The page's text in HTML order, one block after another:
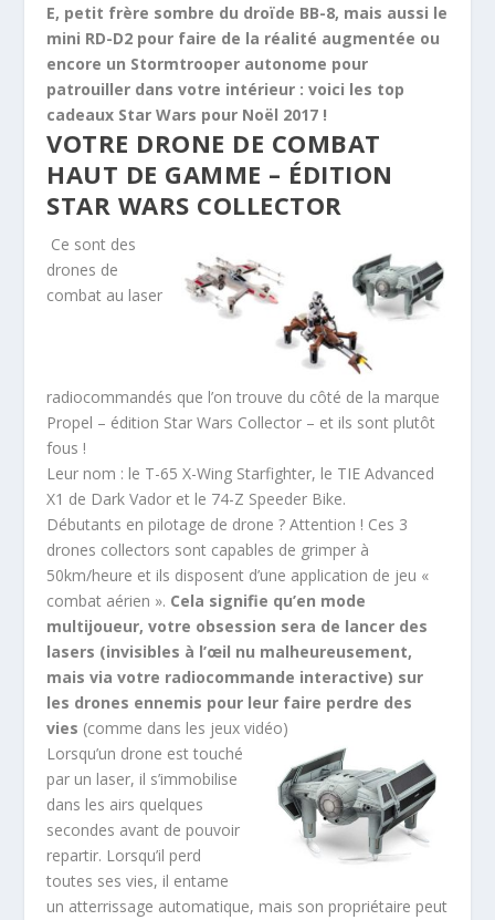
E, petit frère sombre du droïde BB-8, mais aussi le
mini RD-D2 pour faire de la réalité augmentée ou
encore un Stormtrooper autonome pour
patrouiller dans votre intérieur : voici les top
cadeaux Star Wars pour Noël 2017 !
VOTRE DRONE DE COMBAT
HAUT DE GAMME – ÉDITION
STAR WARS COLLECTOR
Ce sont des
drones de
combat au laser
radiocommandés que l’on trouve du côté de la marque
Propel – édition Star Wars Collector – et ils sont plutôt
fous !
Leur nom : le T-65 X-Wing Starfighter, le TIE Advanced
X1 de Dark Vador et le 74-Z Speeder Bike.
Débutants en pilotage de drone ? Attention ! Ces 3
drones collectors sont capables de grimper à
50km/heure et ils disposent d’une application de jeu «
combat aérien ». Cela signifie qu’en mode
multijoueur, votre obsession sera de lancer des
lasers (invisibles à l’œil nu malheureusement,
mais via votre radiocommande interactive) sur
les drones ennemis pour leur faire perdre des
vies (comme dans les jeux vidéo)
Lorsqu’un drone est touché
par un laser, il s’immobilise
dans les airs quelques
secondes avant de pouvoir
repartir. Lorsqu’il perd
toutes ses vies, il entame
un atterrissage automatique, mais son propriétaire peut